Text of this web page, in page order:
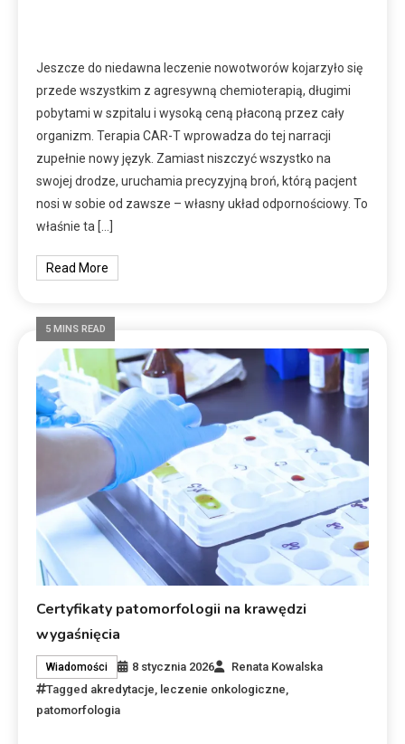
Jeszcze do niedawna leczenie nowotworów kojarzyło się
przede wszystkim z agresywną chemioterapią, długimi
pobytami w szpitalu i wysoką ceną płaconą przez cały
organizm. Terapia CAR-T wprowadza do tej narracji
zupełnie nowy język. Zamiast niszczyć wszystko na
swojej drodze, uruchamia precyzyjną broń, którą pacjent
nosi w sobie od zawsze – własny układ odpornościowy. To
właśnie ta […]
Read More
5 MINS READ
Certyfikaty patomorfologii na krawędzi
wygaśnięcia
Wiadomości 8 stycznia 2026
Renata Kowalska
Tagged akredytacje leczenie onkologiczne
patomorfologia